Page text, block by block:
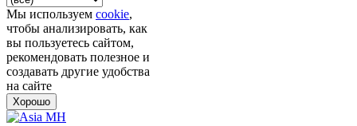
Мы используем cookie,
чтобы анализировать, как
вы пользуетесь сайтом,
рекомендовать полезное и
создавать другие удобства
на сайте
Хорошо